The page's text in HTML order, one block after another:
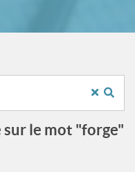
sur le mot "forge"